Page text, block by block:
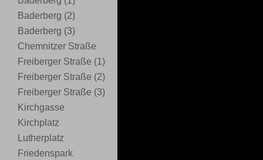
Baderberg (2)
Baderberg (3)
Chemnitzer Straße
Freiberger Straße (1)
Freiberger Straße (2)
Freiberger Straße (3)
Kirchgasse
Kirchplatz
Lutherplatz
Friedenspark